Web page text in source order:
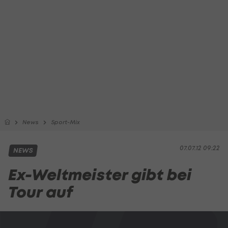
News Sport-Mix
07.07.12 09:22
NEWS
Ex-Weltmeister gibt bei
Tour auf